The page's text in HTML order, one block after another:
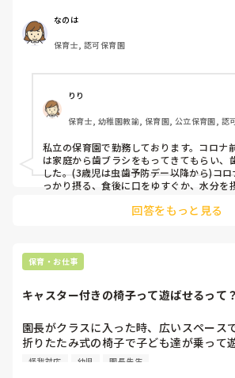
があります。仕上げは職員が行いますが
が歯ブラシを持って怪我をしそうになっ
こともありました。
ここ数年は歯磨きの時間がない園に勤め
園では歯磨きの時間はありますか？取り
かせ頂けたらと思います。
なのは
保育士, 認可保育園
りり
保育士, 幼稚園教諭, 保育園, 公立保育園, 認
私立の保育園で勤務しております。コロナ
は家庭から歯ブラシをもってきてもらい、
した。(3歳児は虫歯予防デー以降から)コ
っかり摂る、食後に口をゆすぐか、水分を
がると教えてもらい、このような形になっ
回答をもっと見る
保育・お仕事
キャスター付きの椅子って遊ばせるって？
園長がクラスに入った時、広いスペース
折りたたみ式の椅子で子ども達が乗って
いる園長をどう思いますか？
怪我対応 幼児 園長先生